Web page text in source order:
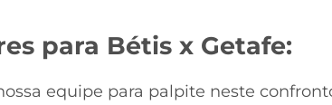
para Bétis x Getafe:
equipe para palpite neste